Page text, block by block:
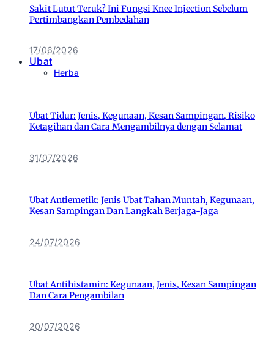
Sakit Lutut Teruk? Ini Fungsi Knee Injection Sebelum
Pertimbangkan Pembedahan
17/06/2026
Ubat
Herba
Ubat Tidur: Jenis, Kegunaan, Kesan Sampingan, Risiko
Ketagihan dan Cara Mengambilnya dengan Selamat
31/07/2026
Ubat Antiemetik: Jenis Ubat Tahan Muntah, Kegunaan,
Kesan Sampingan Dan Langkah Berjaga-Jaga
24/07/2026
Ubat Antihistamin: Kegunaan, Jenis, Kesan Sampingan
Dan Cara Pengambilan
20/07/2026